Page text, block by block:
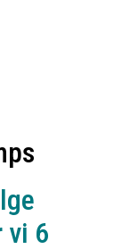
vi 6